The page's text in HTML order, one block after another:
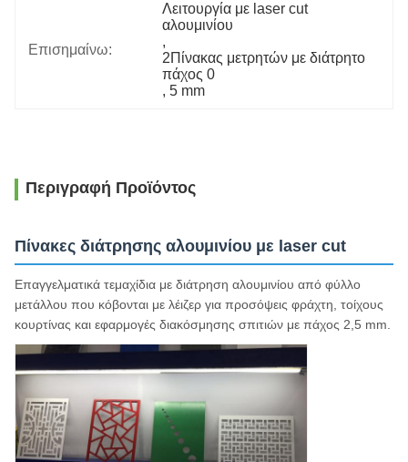
Επισημαίνω:
Λειτουργία με laser cut
αλουμινίου
,
2Πίνακας μετρητών με διάτρητο
πάχος 0
, 5 mm
Περιγραφή Προϊόντος
Πίνακες διάτρησης αλουμινίου με laser cut
Επαγγελματικά τεμαχίδια με διάτρηση αλουμινίου από φύλλο
μετάλλου που κόβονται με λέιζερ για προσόψεις φράχτη, τοίχους
κουρτίνας και εφαρμογές διακόσμησης σπιτιών με πάχος 2,5 mm.